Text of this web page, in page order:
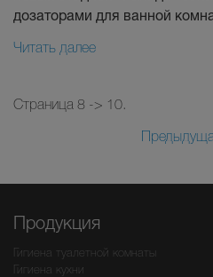
дозаторами для ванной
Читать далее
Страница 8 -> 10.
Продукция
Гигиена туалетной комнаты
Гигиена кухни